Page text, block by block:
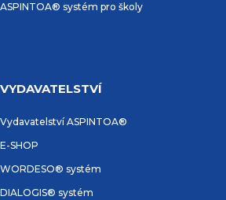
ASPINTOA® systém pro školy
VYDAVATELSTVÍ
Vydavatelství ASPINTOA®
E-SHOP
WORDESO® systém
DIALOGIS® systém